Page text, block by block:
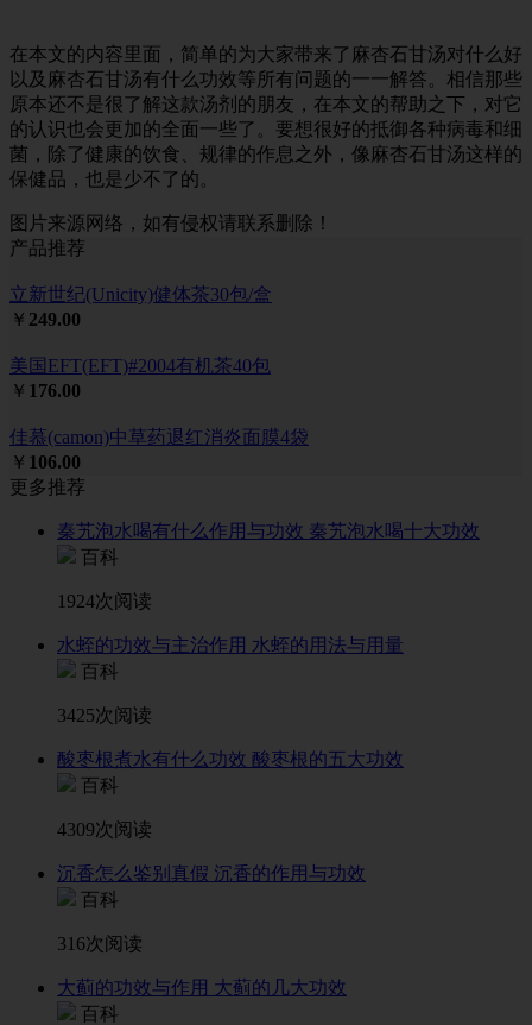
在本文的内容里面，简单的为大家带来了麻杏石甘汤对什么好
以及麻杏石甘汤有什么功效等所有问题的一一解答。相信那些
原本还不是很了解这款汤剂的朋友，在本文的帮助之下，对它
的认识也会更加的全面一些了。要想很好的抵御各种病毒和细
菌，除了健康的饮食、规律的作息之外，像麻杏石甘汤这样的
保健品，也是少不了的。
图片来源网络，如有侵权请联系删除！
产品推荐
立新世纪(Unicity)健体茶30包/盒
￥ 249.00
美国EFT(EFT)#2004有机茶40包
￥ 176.00
佳慕(camon)中草药退红消炎面膜4袋
￥ 106.00
更多推荐
秦艽泡水喝有什么作用与功效 秦艽泡水喝十大功效
百科
1924次阅读
水蛭的功效与主治作用 水蛭的用法与用量
百科
3425次阅读
酸枣根煮水有什么功效 酸枣根的五大功效
百科
4309次阅读
沉香怎么鉴别真假 沉香的作用与功效
百科
316次阅读
大蓟的功效与作用 大蓟的几大功效
百科